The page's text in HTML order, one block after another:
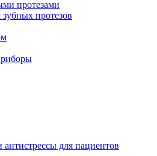
протезами
протезов
для пациентов